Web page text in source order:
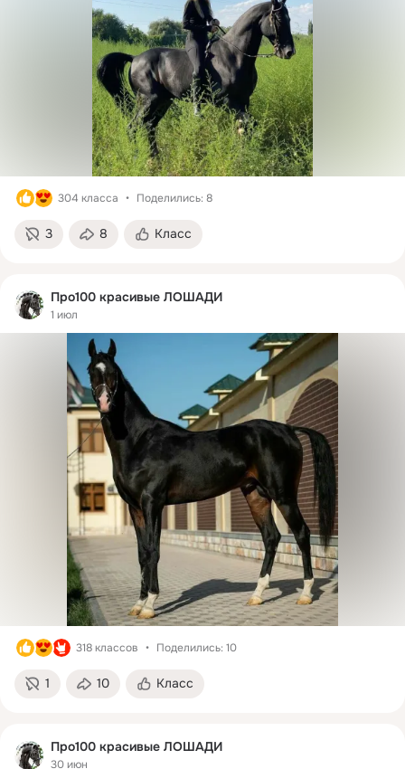
304 класса Поделились: 8
3 8 Класс
Про100 красивые ЛОШАДИ
1 июл
318 классов Поделились: 10
1 10 Класс
Про100 красивые ЛОШАДИ
30 июн